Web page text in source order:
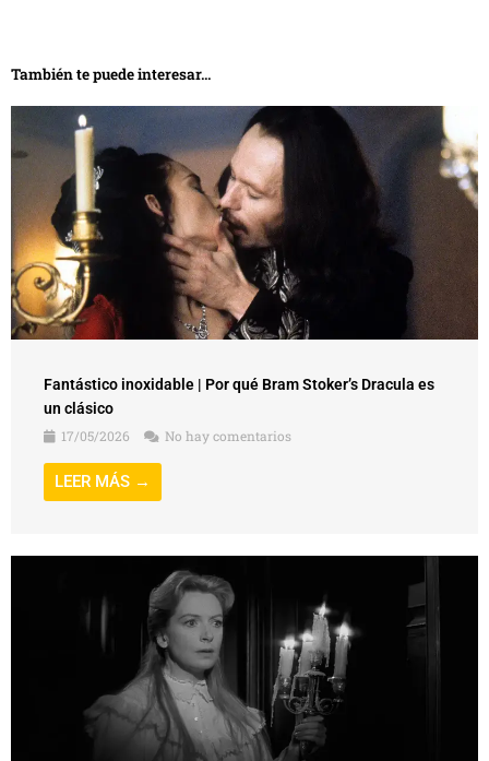
También te puede interesar...
Fantástico inoxidable | Por qué Bram Stoker’s Dracula es
un clásico
17/05/2026
No hay comentarios
LEER MÁS →